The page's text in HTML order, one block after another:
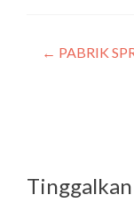
← PABRIK